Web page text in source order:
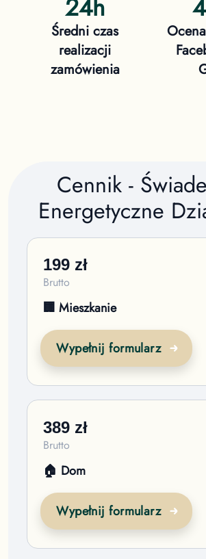
24h
Średni czas
realizacji
zamówienia
Cennik -
Energetyczne
199 zł
Brutto
🏢 Mieszkanie
Wypełnij formularz
389 zł
Brutto
🏠 Dom
Wypełnij formularz